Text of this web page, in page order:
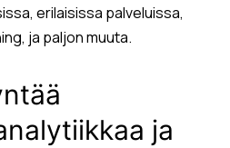
erilaisissa palveluissa,
ja paljon muuta.
ja